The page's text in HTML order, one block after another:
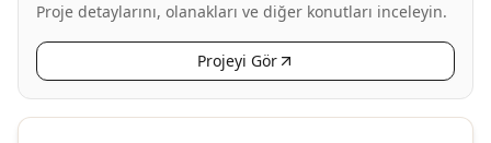
Proje detaylarını, olanakları ve diğer konutları inceleyin.
Projeyi Gör